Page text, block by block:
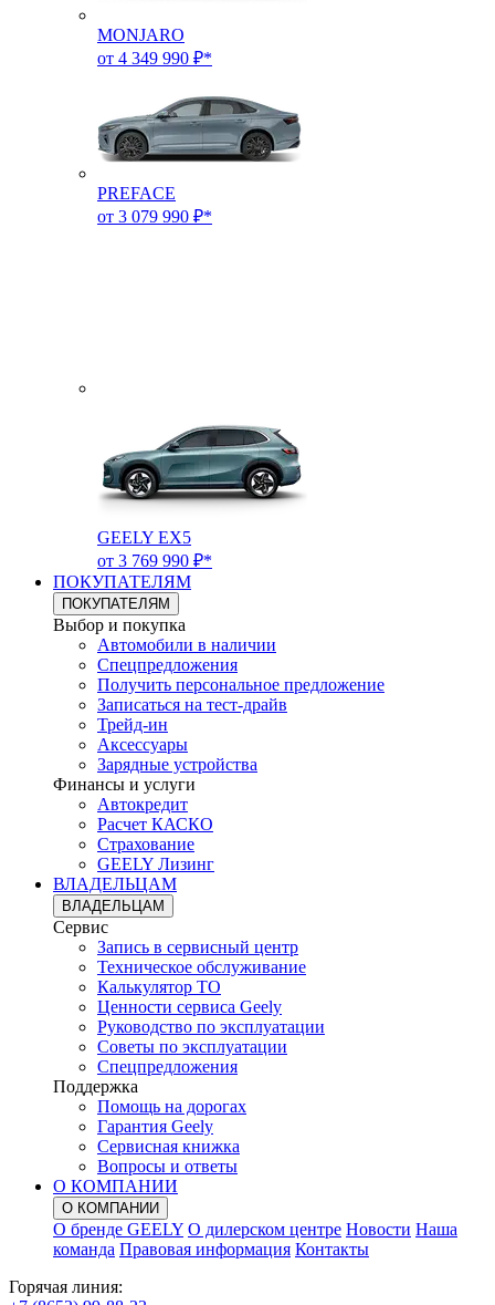
MONJARO
от 4 349 990 ₽*
PREFACE
от 3 079 990 ₽*
GEELY EX5
от 3 769 990 ₽*
ПОКУПАТЕЛЯМ
ПОКУПАТЕЛЯМ
Выбор и покупка
Автомобили в наличии
Спецпредложения
Получить персональное предложение
Записаться на тест-драйв
Трейд-ин
Аксессуары
Зарядные устройства
Финансы и услуги
Автокредит
Расчет КАСКО
Страхование
GEELY Лизинг
ВЛАДЕЛЬЦАМ
ВЛАДЕЛЬЦАМ
Сервис
Запись в сервисный центр
Техническое обслуживание
Калькулятор ТО
Ценности сервиса Geely
Руководство по эксплуатации
Советы по эксплуатации
Спецпредложения
Поддержка
Помощь на дорогах
Гарантия Geely
Сервисная книжка
Вопросы и ответы
О КОМПАНИИ
О КОМПАНИИ
О бренде GEELY О дилерском центре Новости Наша
команда Правовая информация Контакты
Горячая линия: